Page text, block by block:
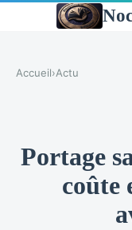
Accueil›Actu
Portage
coûte